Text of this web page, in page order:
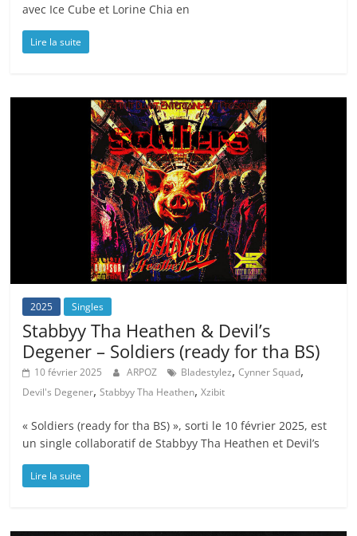
avec Ice Cube et Lorine Chia en
Lire la suite
2025 Singles
Stabbyy Tha Heathen & Devil’s
Degener – Soldiers (ready for tha BS)
10 février 2025 ARPOZ Bladestylez,Cynner Squad,
Devil's Degener,Stabbyy Tha Heathen,Xzibit
« Soldiers (ready for tha BS) », sorti le 10 février 2025, est
un single collaboratif de Stabbyy Tha Heathen et Devil’s
Lire la suite